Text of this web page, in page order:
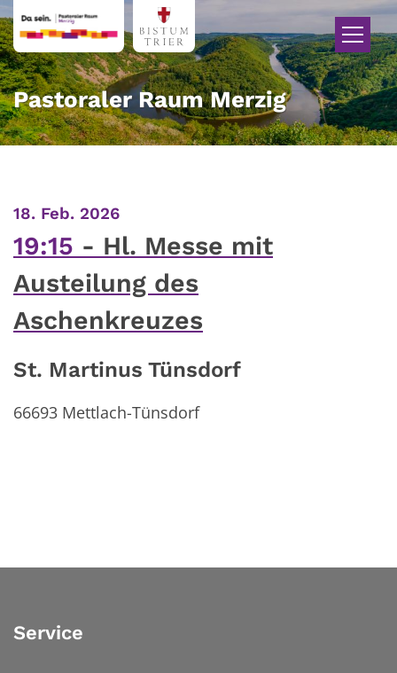
Zum Inhalt springen
Pastoraler Raum Merzig
18. Feb. 2026:
19:15
Hl. Messe mit
Austeilung des
Aschenkreuzes
St. Martinus Tünsdorf
66693 Mettlach-Tünsdorf
Service